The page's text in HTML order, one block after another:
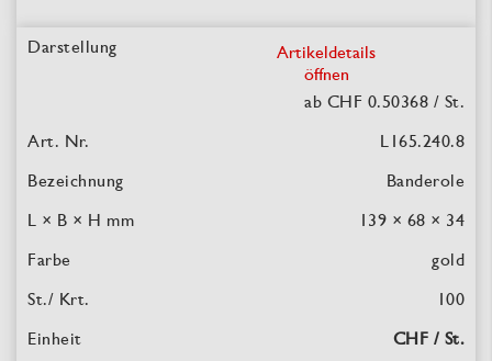
Artikeldetails
öffnen
ab CHF 0.50368 / St.
L165.240.8
Banderole
139 × 68 × 34
gold
100
CHF / St.